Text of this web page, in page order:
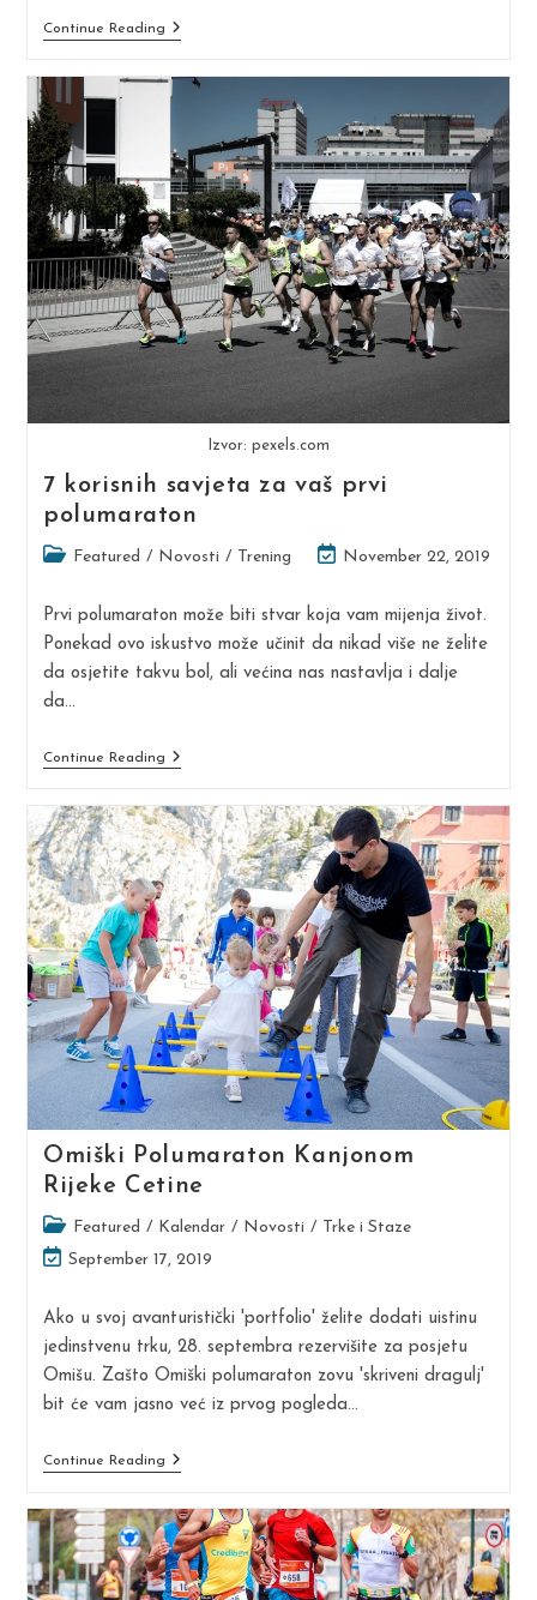
Continue ReadingBliži
Se
Trke:
Tapering
Izvor: pexels.com
7 korisnih savjeta za vaš prvi
polumaraton
PostFeatured / Novosti / Trening
Post
modified:
November 22, 2019
Prvi polumaraton može biti stvar koja vam mijenja život.
Ponekad ovo iskustvo može učinit da nikad više ne želite
da osjetite takvu bol, ali većina nas nastavlja i dalje
da…
Continue Reading7
Za
Vaš
Prvi
Polumaraton
Omiški Polumaraton Kanjonom
Rijeke Cetine
Post
category:
Featured / Kalendar / Novosti / Trke i Staze
Post
modified:
September 17, 2019
Ako u svoj avanturistički 'portfolio' želite dodati uistinu
jedinstvenu trku, 28. septembra rezervišite za posjetu
Omišu. Zašto Omiški polumaraton zovu 'skriveni dragulj'
bit će vam jasno već iz prvog pogleda…
Continue ReadingOmiški
Rijeke
Cetine